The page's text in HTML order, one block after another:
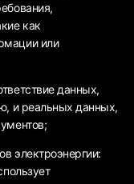
как
или
данных,
и реальных данных,
электроэнергии: